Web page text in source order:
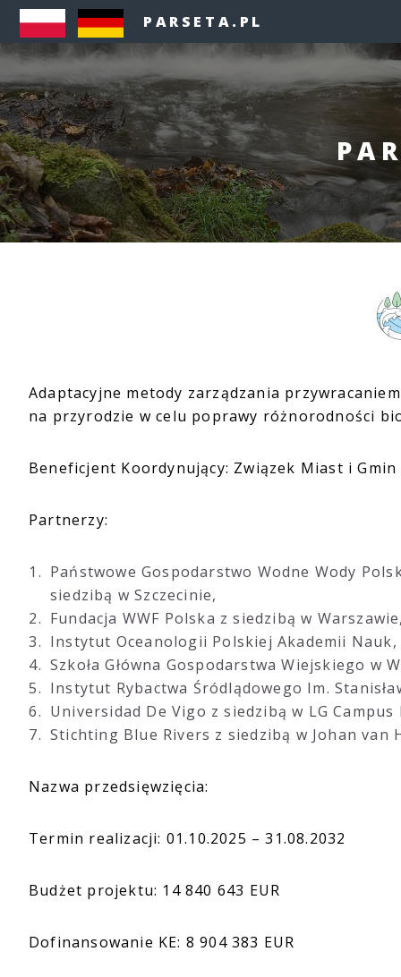
PARSETA.PL
Adaptacyjne metody zarządzania
na przyrodzie w celu poprawy różnorodności
Beneficjent Koordynujący: Związek Miast i
Partnerzy:
Państwowe Gospodarstwo Wodne Wody
siedzibą w Szczecinie,
Fundacja WWF Polska z siedzibą w
Instytut Oceanologii Polskiej Akademii Nauk,
Szkoła Główna Gospodarstwa Wiejskiego w
Instytut Rybactwa Śródlądowego Im.
Universidad De Vigo z siedzibą w LG
Stichting Blue Rivers z siedzibą w Johan van
Nazwa przedsięwzięcia:
Termin realizacji: 01.10.2025 – 31.08.2032
Budżet projektu: 14 840 643 EUR
Dofinansowanie KE: 8 904 383 EUR